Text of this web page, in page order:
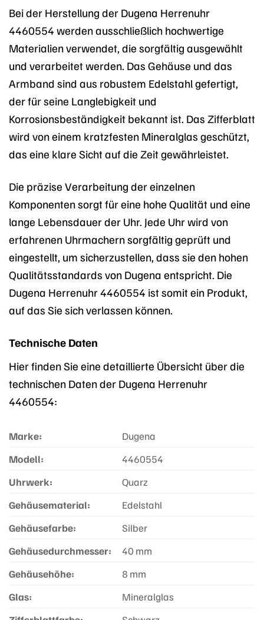
Bei der Herstellung der Dugena Herrenuhr
4460554 werden ausschließlich hochwertige
Materialien verwendet, die sorgfältig ausgewählt
und verarbeitet werden. Das Gehäuse und das
Armband sind aus robustem Edelstahl gefertigt,
der für seine Langlebigkeit und
Korrosionsbeständigkeit bekannt ist. Das Zifferblatt
wird von einem kratzfesten Mineralglas geschützt,
das eine klare Sicht auf die Zeit gewährleistet.
Die präzise Verarbeitung der einzelnen
Komponenten sorgt für eine hohe Qualität und eine
lange Lebensdauer der Uhr. Jede Uhr wird von
erfahrenen Uhrmachern sorgfältig geprüft und
eingestellt, um sicherzustellen, dass sie den hohen
Qualitätsstandards von Dugena entspricht. Die
Dugena Herrenuhr 4460554 ist somit ein Produkt,
auf das Sie sich verlassen können.
Technische Daten
Hier finden Sie eine detaillierte Übersicht über die
technischen Daten der Dugena Herrenuhr
4460554:
Marke:
Dugena
Modell:
4460554
Uhrwerk:
Quarz
Gehäusematerial:
Edelstahl
Gehäusefarbe:
Silber
Gehäusedurchmesser:
40 mm
Gehäusehöhe:
8 mm
Glas:
Mineralglas